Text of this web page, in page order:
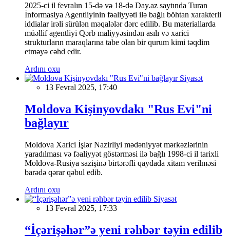
2025-ci il fevralın 15-də və 18-də Day.az saytında Turan
İnformasiya Agentliyinin fəaliyyəti ilə bağlı böhtan xarakterli
iddialar irəli sürülən məqalələr dərc edilib. Bu materiallarda
müəllif agentliyi Qərb maliyyəsindən asılı və xarici
strukturların maraqlarına tabe olan bir qurum kimi təqdim
etməyə cəhd edir.
Ardını oxu
Siyasət
13 Fevral 2025, 17:40
Moldova Kişinyovdakı "Rus Evi"ni
bağlayır
Moldova Xarici İşlər Nazirliyi mədəniyyət mərkəzlərinin
yaradılması və fəaliyyət göstərməsi ilə bağlı 1998-ci il tarixli
Moldova-Rusiya sazişinə birtərəfli qaydada xitam verilməsi
barədə qərar qəbul edib.
Ardını oxu
Siyasət
13 Fevral 2025, 17:33
“İçərişəhər”ə yeni rəhbər təyin edilib